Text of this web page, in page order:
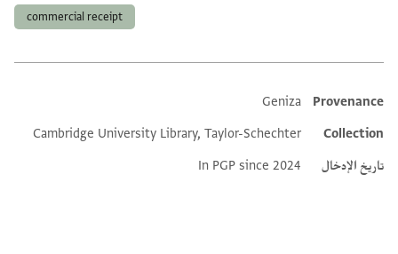
commercial receipt
Additional metadata
Provenance
Geniza
Collection
Cambridge University Library, Taylor-Schechter
تاريخ الإدخال
In PGP since 2024